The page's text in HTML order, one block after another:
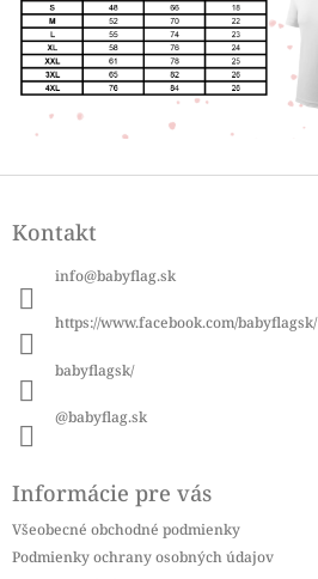
Z
pKontakt
info@babyflag.sk
https://www.facebook.com/babyflagsk/
babyflagsk/
@babyflag.sk
Informácie pre vás
Všeobecné obchodné podmienky
Podmienky ochrany osobných údajov